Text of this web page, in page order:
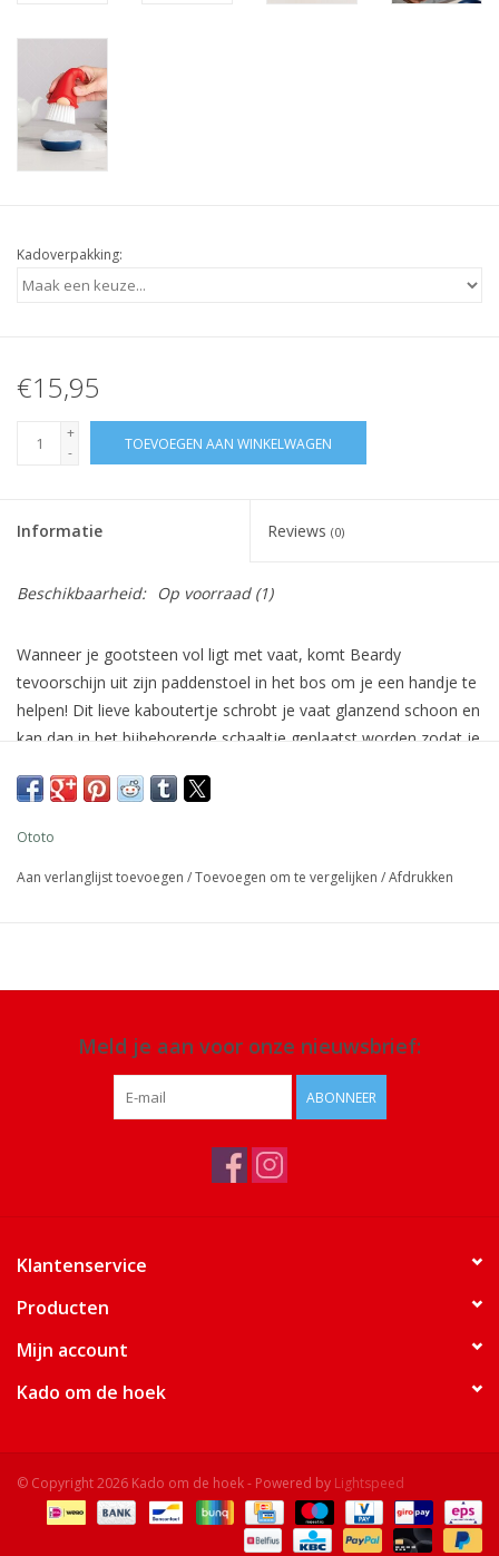
Kadoverpakking:
€15,95
+
-
TOEVOEGEN AAN WINKELWAGEN
Informatie Reviews (0)
Beschikbaarheid: Op voorraad(1)
Wanneer je gootsteen vol ligt met vaat, komt Beardy
tevoorschijn uit zijn paddenstoel in het bos om je een handje te
helpen! Dit lieve kaboutertje schrobt je vaat glanzend schoon en
kan dan in het bijbehorende schaaltje geplaatst worden zodat je
Afmeting: verpakking 11,5 x 8,5 x 8,5 cm
Materiaal: kunststof, BPA vrij
Details: vaatwasmachinebestendig
Ototo
Aan verlanglijst toevoegen /Toevoegen om te vergelijken /Afdrukken
Meld je aan voor onze nieuwsbrief:
ABONNEER
Klantenservice
Producten
Mijn account
Kado om de hoek
© Copyright 2026 Kado om de hoek - Powered by Lightspeed